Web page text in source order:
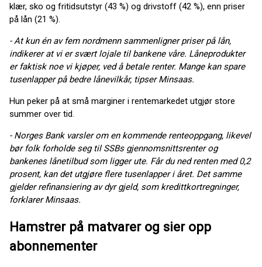
klær, sko og fritidsutstyr (43 %) og drivstoff (42 %), enn priser
på lån (21 %).
- At kun én av fem nordmenn sammenligner priser på lån,
indikerer at vi er svært lojale til bankene våre. Låneprodukter
er faktisk noe vi kjøper, ved å betale renter. Mange kan spare
tusenlapper på bedre lånevilkår, tipser Minsaas.
Hun peker på at små marginer i rentemarkedet utgjør store
summer over tid.
- Norges Bank varsler om en kommende renteoppgang, likevel
bør folk forholde seg til SSBs gjennomsnittsrenter og
bankenes lånetilbud som ligger ute. Får du ned renten med 0,2
prosent, kan det utgjøre flere tusenlapper i året. Det samme
gjelder refinansiering av dyr gjeld, som kredittkortregninger,
forklarer Minsaas.
Hamstrer på matvarer og sier opp
abonnementer